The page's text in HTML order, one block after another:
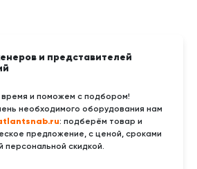
и представителей
и поможем с подбором!
необходимого оборудования нам
: подберём товар и
предложение, с ценой, сроками
персональной скидкой.